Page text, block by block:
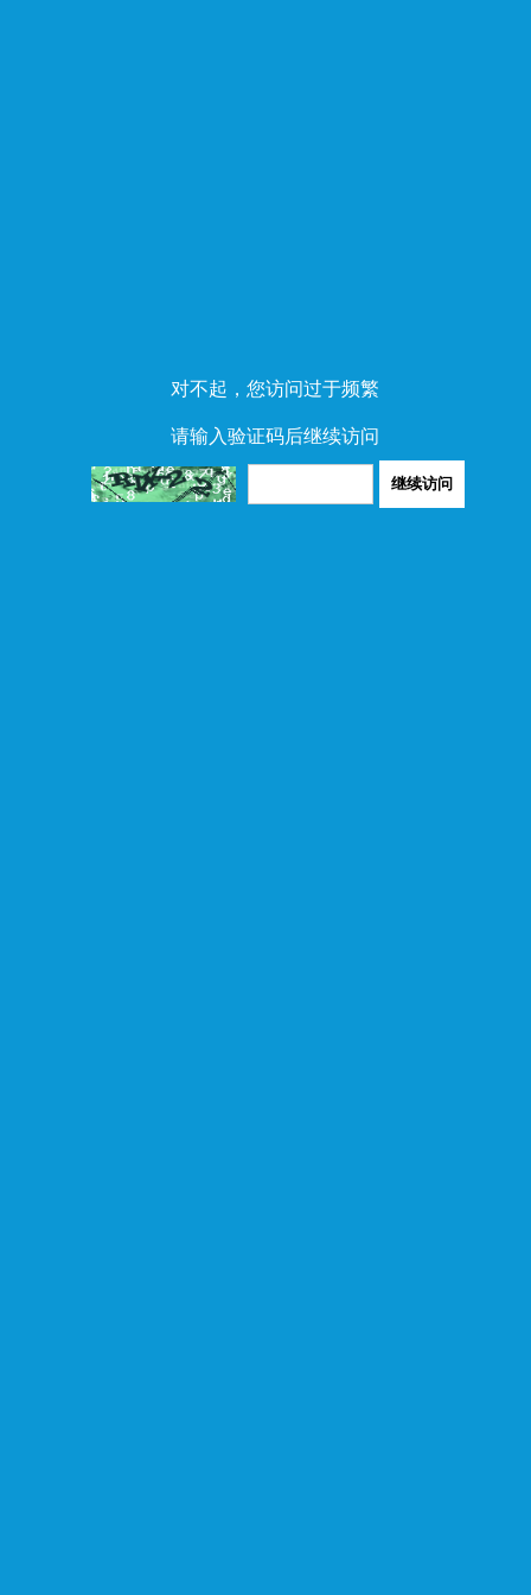
对不起，您访问过于频繁
请输入验证码后继续访问
继续访问